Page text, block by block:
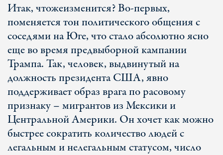
Итак,чтожеизменится?Во-первых,
поменяется тон политического общения с
соседями на Юге, что стало абсолютно ясно
еще во время предвыборной кампании
Трампа. Так, человек, выдвинутый на
должность президента США, явно
поддерживает образ врага по расовому
признаку – мигрантов из Мексики и
Центральной Америки. Он хочет как можно
быстрее сократить количество людей с
легальным и нелегальным статусом, число